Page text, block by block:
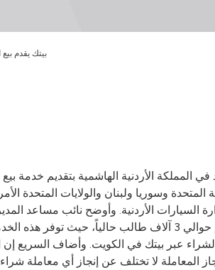
بيتك يقدم
في المملكة الأردنية الهاشمية بتقديم
وسوريا ولبنان والولايات المتحدة
السيارات الأردنية. وأوضح نائب مساعد
الكويتيين الدارسين في الأردن والذي يقدر عددهم
عبر بيتك في الكويت. وأضاف السريع
المعاملة لا تختلف عن إنجاز أي